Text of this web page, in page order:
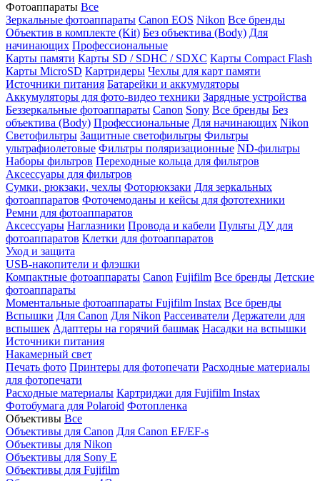
Фотоаппараты Все
Зеркальные фотоаппараты Canon EOS Nikon Все бренды
Объектив в комплекте (Kit) Без объектива (Body) Для
начинающих Профессиональные
Карты памяти Карты SD / SDHC / SDXC Карты Compact Flash
Карты MicroSD Картридеры Чехлы для карт памяти
Источники питания Батарейки и аккумуляторы
Аккумуляторы для фото-видео техники Зарядные устройства
Беззеркальные фотоаппараты Canon Sony Все бренды Без
объектива (Body) Профессиональные Для начинающих Nikon
Светофильтры Защитные светофильтры Фильтры
ультрафиолетовые Фильтры поляризационные ND-фильтры
Наборы фильтров Переходные кольца для фильтров
Аксессуары для фильтров
Сумки, рюкзаки, чехлы Фоторюкзаки Для зеркальных
фотоаппаратов Фоточемоданы и кейсы для фототехники
Ремни для фотоаппаратов
Аксессуары Наглазники Провода и кабели Пульты ДУ для
фотоаппаратов Клетки для фотоаппаратов
Уход и защита
USB-накопители и флэшки
Компактные фотоаппараты Canon Fujifilm Все бренды Детские
фотоаппараты
Моментальные фотоаппараты Fujifilm Instax Все бренды
Вспышки Для Canon Для Nikon Рассеиватели Держатели для
вспышек Адаптеры на горячий башмак Насадки на вспышки
Источники питания
Накамерный свет
Печать фото Принтеры для фотопечати Расходные материалы
для фотопечати
Расходные материалы Картриджи для Fujifilm Instax
Фотобумага для Polaroid Фотопленка
Объективы Все
Объективы для Canon Для Canon EF/EF-s
Объективы для Nikon
Объективы для Sony E
Объективы для Fujifilm